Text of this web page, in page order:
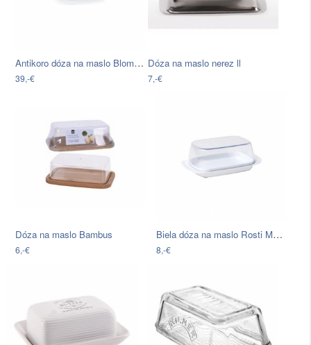
Antikoro dóza na maslo Blomus Basic,…
39,-€
Dóza na maslo nerez ll
7,-€
Dóza na maslo Bambus
6,-€
Biela dóza na maslo Rosti Mepal Butter…
8,-€